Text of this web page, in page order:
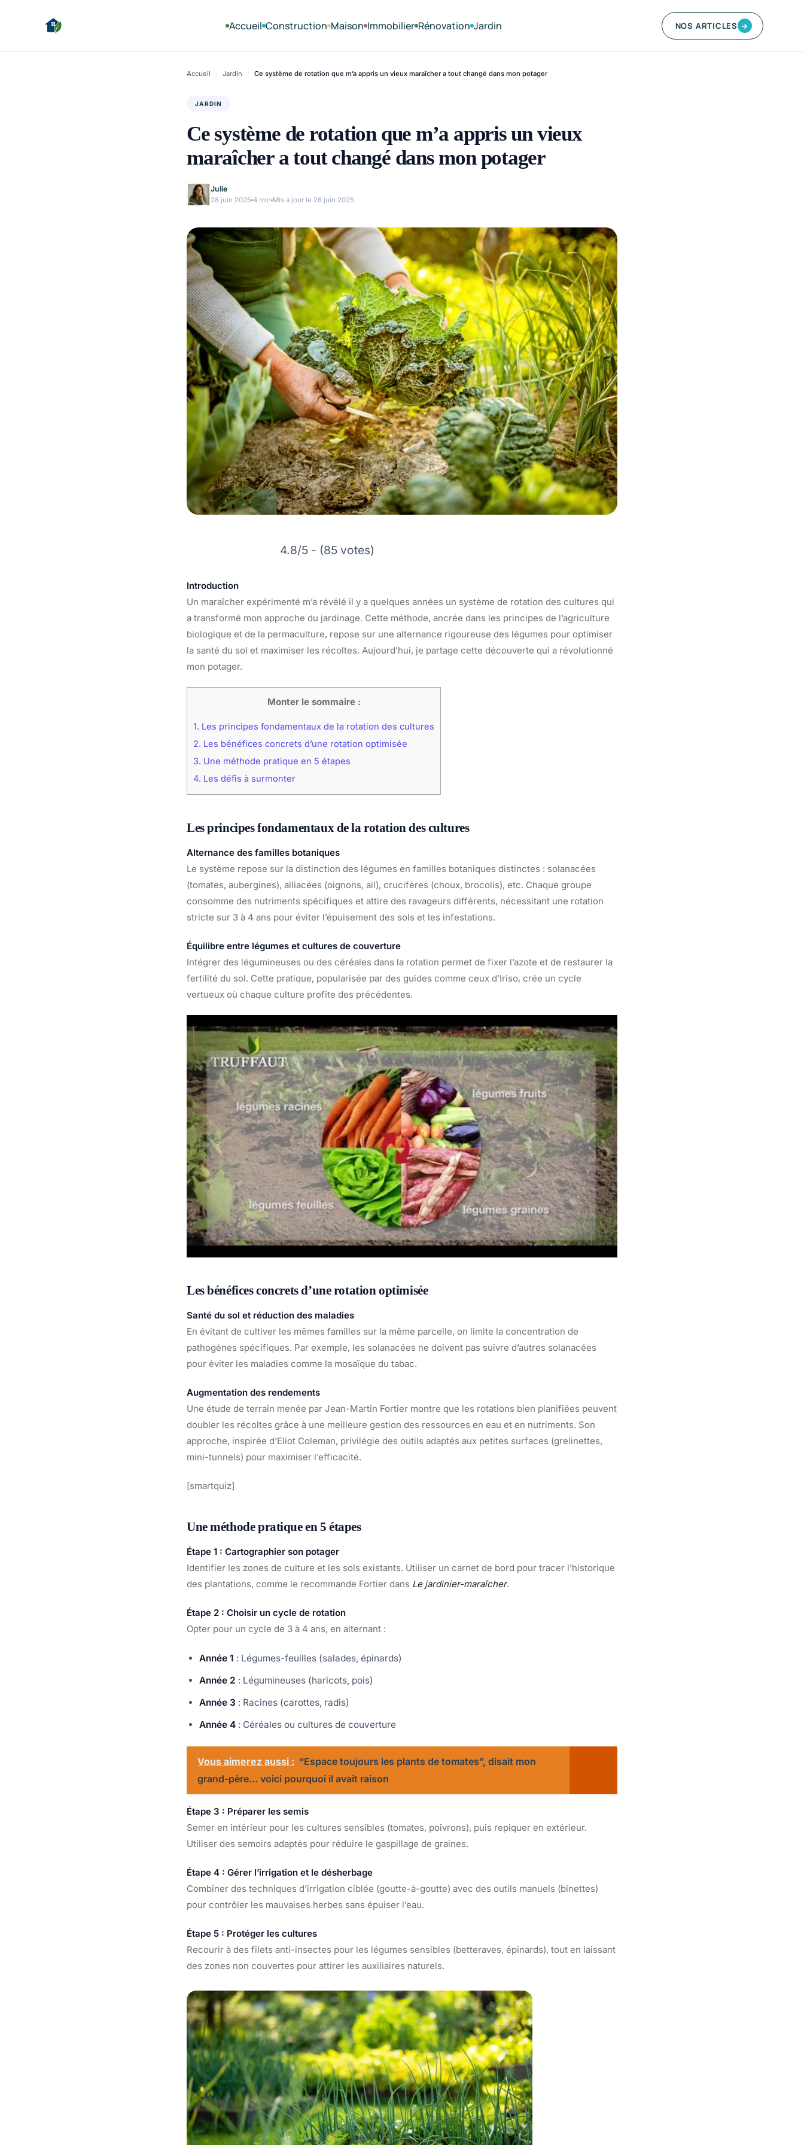
Accueil Construction Maison Immobilier Rénovation Jardin NOS ARTICLES →
Accueil / Jardin / Ce système de rotation que m’a appris un vieux maraîcher a tout changé dans mon potager
JARDIN
Ce système de rotation que m’a appris un vieux
maraîcher a tout changé dans mon potager
Julie
28 juin 2025 4 min Mis a jour le 26 juin 2025
4.8/5 - (85 votes)
Introduction
Un maraîcher expérimenté m’a révélé il y a quelques années un système de rotation des cultures qui
a transformé mon approche du jardinage. Cette méthode, ancrée dans les principes de l’agriculture
biologique et de la permaculture, repose sur une alternance rigoureuse des légumes pour optimiser
la santé du sol et maximiser les récoltes. Aujourd’hui, je partage cette découverte qui a révolutionné
mon potager.
Monter le sommaire :
1. Les principes fondamentaux de la rotation des cultures
2. Les bénéfices concrets d’une rotation optimisée
3. Une méthode pratique en 5 étapes
4. Les défis à surmonter
Les principes fondamentaux de la rotation des cultures
Alternance des familles botaniques
Le système repose sur la distinction des légumes en familles botaniques distinctes : solanacées
(tomates, aubergines), alliacées (oignons, ail), crucifères (choux, brocolis), etc. Chaque groupe
consomme des nutriments spécifiques et attire des ravageurs différents, nécessitant une rotation
stricte sur 3 à 4 ans pour éviter l’épuisement des sols et les infestations.
Équilibre entre légumes et cultures de couverture
Intégrer des légumineuses ou des céréales dans la rotation permet de fixer l’azote et de restaurer la
fertilité du sol. Cette pratique, popularisée par des guides comme ceux d’Iriso, crée un cycle
vertueux où chaque culture profite des précédentes.
Les bénéfices concrets d’une rotation optimisée
Santé du sol et réduction des maladies
En évitant de cultiver les mêmes familles sur la même parcelle, on limite la concentration de
pathogènes spécifiques. Par exemple, les solanacées ne doivent pas suivre d’autres solanacées
pour éviter les maladies comme la mosaïque du tabac.
Augmentation des rendements
Une étude de terrain menée par Jean-Martin Fortier montre que les rotations bien planifiées peuvent
doubler les récoltes grâce à une meilleure gestion des ressources en eau et en nutriments. Son
approche, inspirée d’Eliot Coleman, privilégie des outils adaptés aux petites surfaces (grelinettes,
mini-tunnels) pour maximiser l’efficacité.
[smartquiz]
Une méthode pratique en 5 étapes
Étape 1 : Cartographier son potager
Identifier les zones de culture et les sols existants. Utiliser un carnet de bord pour tracer l’historique
des plantations, comme le recommande Fortier dans Le jardinier-maraîcher.
Étape 2 : Choisir un cycle de rotation
Opter pour un cycle de 3 à 4 ans, en alternant :
Année 1 : Légumes-feuilles (salades, épinards)
Année 2 : Légumineuses (haricots, pois)
Année 3 : Racines (carottes, radis)
Année 4 : Céréales ou cultures de couverture
Vous aimerez aussi : “Espace toujours les plants de tomates”, disait mon
grand-père… voici pourquoi il avait raison
Étape 3 : Préparer les semis
Semer en intérieur pour les cultures sensibles (tomates, poivrons), puis repiquer en extérieur.
Utiliser des semoirs adaptés pour réduire le gaspillage de graines.
Étape 4 : Gérer l’irrigation et le désherbage
Combiner des techniques d’irrigation ciblée (goutte-à-goutte) avec des outils manuels (binettes)
pour contrôler les mauvaises herbes sans épuiser l’eau.
Étape 5 : Protéger les cultures
Recourir à des filets anti-insectes pour les légumes sensibles (betteraves, épinards), tout en laissant
des zones non couvertes pour attirer les auxiliaires naturels.